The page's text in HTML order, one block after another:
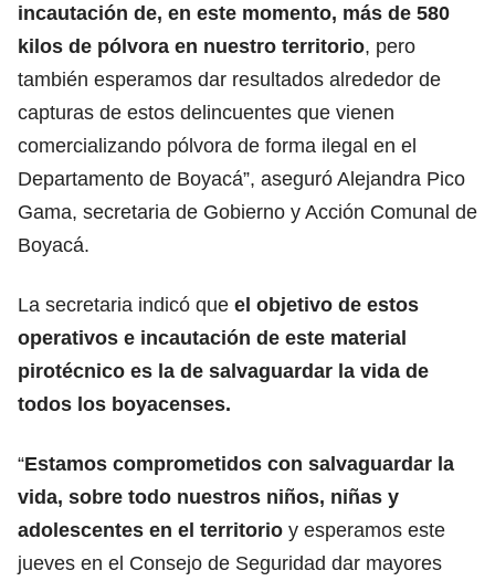
incautación de, en este momento, más de 580
kilos de pólvora en nuestro territorio, pero
también esperamos dar resultados alrededor de
capturas de estos delincuentes que vienen
comercializando pólvora de forma ilegal en el
Departamento de Boyacá”, aseguró Alejandra Pico
Gama, secretaria de Gobierno y Acción Comunal de
Boyacá.
La secretaria indicó que el objetivo de estos
operativos e incautación de este material
pirotécnico es la de salvaguardar la vida de
todos los boyacenses.
“Estamos comprometidos con salvaguardar la
vida, sobre todo nuestros niños, niñas y
adolescentes en el territorio y esperamos este
jueves en el Consejo de Seguridad dar mayores